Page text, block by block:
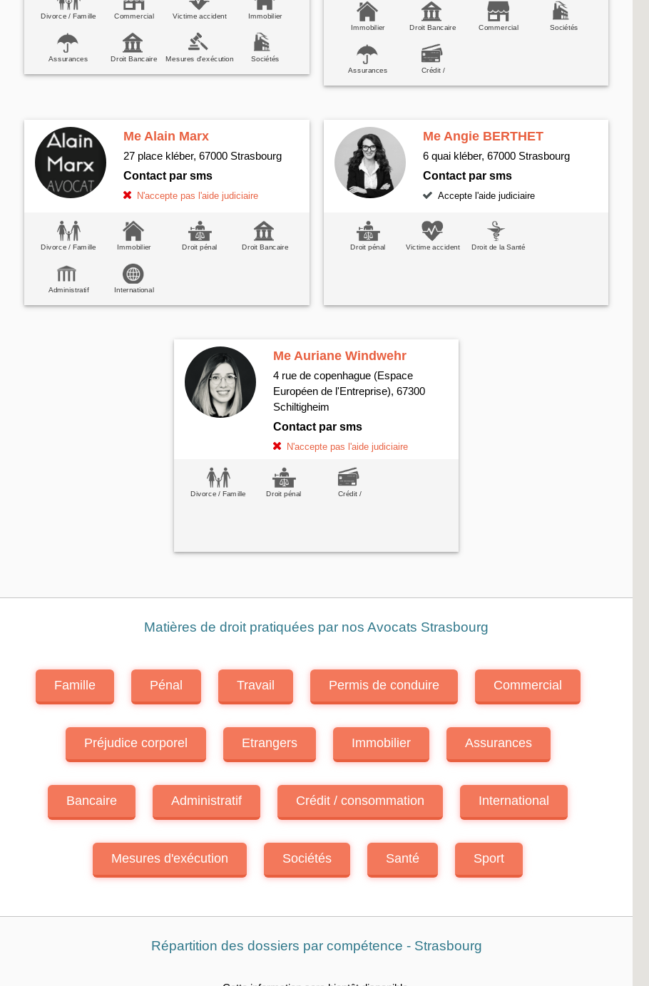
Divorce / Famille Commercial Victime accident Immobilier
Assurances Droit Bancaire Mesures d'exécution Sociétés
Immobilier Droit Bancaire Commercial Sociétés
Assurances
Crédit /
Me Alain Marx
27 place kléber, 67000 Strasbourg
Contact par sms
N'accepte pas l'aide judiciaire
Divorce / Famille Immobilier Droit pénal Droit Bancaire
Administratif International
Me Angie BERTHET
6 quai kléber, 67000 Strasbourg
Contact par sms
Accepte l'aide judiciaire
Droit pénal Victime accident Droit de la Santé
Me Auriane Windwehr
4 rue de copenhague (Espace
Européen de l'Entreprise), 67300
Schiltigheim
Contact par sms
N'accepte pas l'aide judiciaire
Divorce / Famille Droit pénal
Crédit /
Matières de droit pratiquées par nos Avocats Strasbourg
Famille Pénal Travail Permis de conduire Commercial
Préjudice corporel Etrangers Immobilier Assurances
Bancaire Administratif Crédit / consommation International
Mesures d'exécution Sociétés Santé Sport
Répartition des dossiers par compétence - Strasbourg